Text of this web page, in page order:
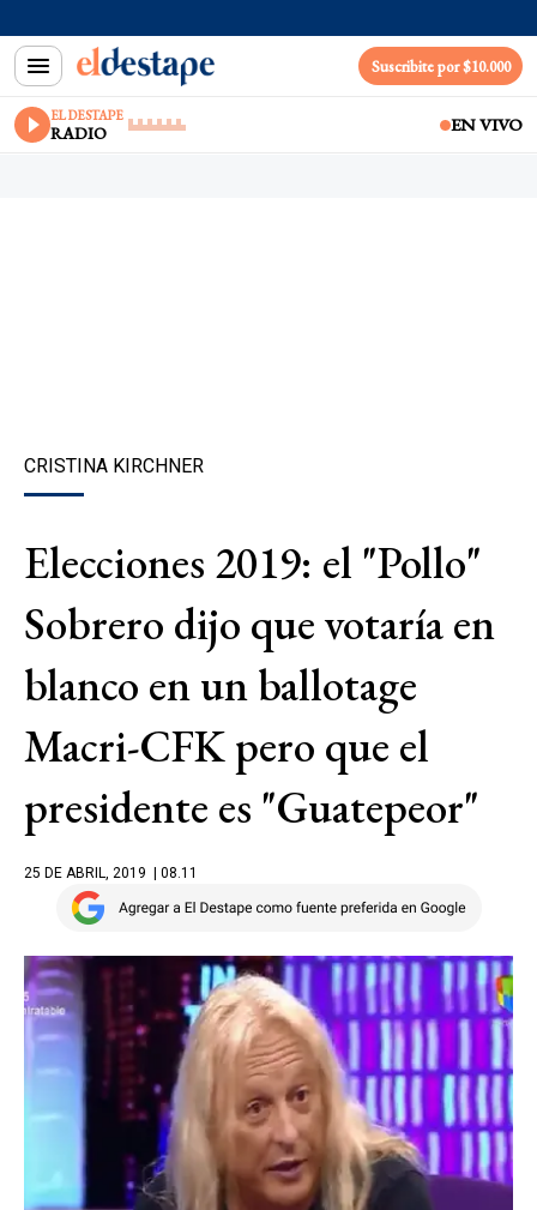
Suscribite por $10.000
EL DESTAPE
RADIO EN VIVO
CRISTINA KIRCHNER
Elecciones 2019: el "Pollo"
Sobrero dijo que votaría en
blanco en un ballotage
Macri-CFK pero que el
presidente es "Guatepeor"
25 DE ABRIL, 2019 | 08.11